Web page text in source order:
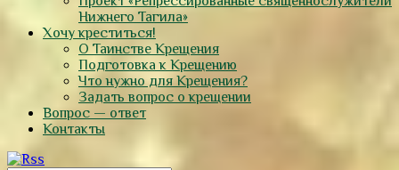
Нижнего Тагила»
Хочу креститься!
О Таинстве Крещения
Подготовка к Крещению
Что нужно для Крещения?
Задать вопрос о крещении
Вопрос — ответ
Контакты